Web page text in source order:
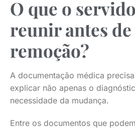
O que o
reunir antes
remoção?
A documentação médica
explicar não apenas o
necessidade da mudança.
Entre os documentos que